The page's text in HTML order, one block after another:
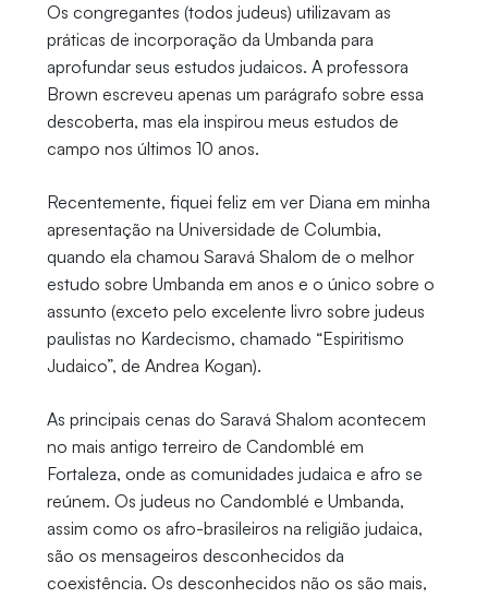
Os congregantes (todos judeus) utilizavam as
práticas de incorporação da Umbanda para
aprofundar seus estudos judaicos. A professora
Brown escreveu apenas um parágrafo sobre essa
descoberta, mas ela inspirou meus estudos de
campo nos últimos 10 anos.
Recentemente, fiquei feliz em ver Diana em minha
apresentação na Universidade de Columbia,
quando ela chamou Saravá Shalom de o melhor
estudo sobre Umbanda em anos e o único sobre o
assunto (exceto pelo excelente livro sobre judeus
paulistas no Kardecismo, chamado “Espiritismo
Judaico”, de Andrea Kogan).
As principais cenas do Saravá Shalom acontecem
no mais antigo terreiro de Candomblé em
Fortaleza, onde as comunidades judaica e afro se
reúnem. Os judeus no Candomblé e Umbanda,
assim como os afro-brasileiros na religião judaica,
são os mensageiros desconhecidos da
coexistência. Os desconhecidos não os são mais,